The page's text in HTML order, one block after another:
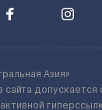
Азия»
допускается